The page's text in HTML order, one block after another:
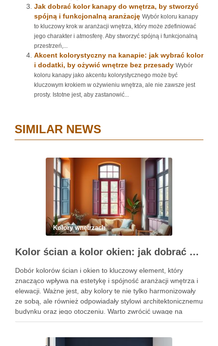
Jak dobrać kolor kanapy do wnętrza, by stworzyć
spójną i funkcjonalną aranżację Wybór koloru kanapy
to kluczowy krok w aranżacji wnętrza, który może zdefiniować
jego charakter i atmosferę. Aby stworzyć spójną i funkcjonalną
przestrzeń,...
Akcent kolorystyczny na kanapie: jak wybrać kolor
i dodatki, by ożywić wnętrze bez przesady Wybór
koloru kanapy jako akcentu kolorystycznego może być
kluczowym krokiem w ożywieniu wnętrza, ale nie zawsze jest
prosty. Istotne jest, aby zastanowić...
SIMILAR NEWS
Kolory wnętrzach
Kolor ścian a kolor okien: jak dobrać barwy dla spójnej i trwałej aranżacji wnętrza oraz elewacji
Dobór kolorów ścian i okien to kluczowy element, który
znacząco wpływa na estetykę i spójność aranżacji wnętrza i
elewacji. Ważne jest, aby kolory te nie tylko harmonizowały
ze sobą, ale również odpowiadały stylowi architektonicznemu
budynku oraz jego otoczeniu. Warto zwrócić uwagę na
zasady, które pomogą uniknąć najczęstszych błędów w